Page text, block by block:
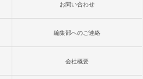
お問い合わせ
編集部へのご連絡
会社概要